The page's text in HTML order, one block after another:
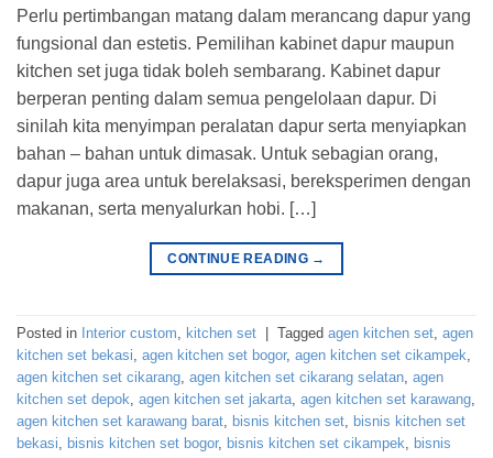
Perlu pertimbangan matang dalam merancang dapur yang
fungsional dan estetis. Pemilihan kabinet dapur maupun
kitchen set juga tidak boleh sembarang. Kabinet dapur
berperan penting dalam semua pengelolaan dapur. Di
sinilah kita menyimpan peralatan dapur serta menyiapkan
bahan – bahan untuk dimasak. Untuk sebagian orang,
dapur juga area untuk berelaksasi, bereksperimen dengan
makanan, serta menyalurkan hobi. […]
CONTINUE READING →
Posted in Interior custom, kitchen set Tagged agen kitchen set, agen
kitchen set bekasi, agen kitchen set bogor, agen kitchen set cikampek,
agen kitchen set cikarang, agen kitchen set cikarang selatan, agen
kitchen set depok, agen kitchen set jakarta, agen kitchen set karawang,
agen kitchen set karawang barat, bisnis kitchen set, bisnis kitchen set
bekasi, bisnis kitchen set bogor, bisnis kitchen set cikampek, bisnis